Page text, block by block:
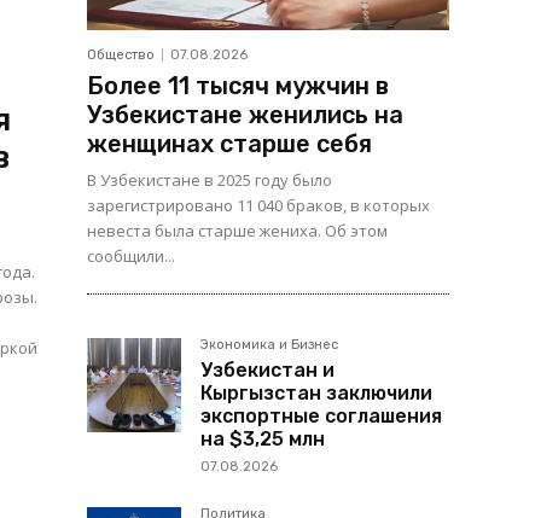
Общество 07.08.2026
Более 11 тысяч мужчин в
Узбекистане женились на
женщинах старше себя
В Узбекистане в 2025 году было
зарегистрировано 11 040 браков, в которых
невеста была старше жениха. Об этом
сообщили...
Экономика и Бизнес
Узбекистан и
Кыргызстан заключили
экспортные соглашения
на $3,25 млн
07.08.2026
Политика